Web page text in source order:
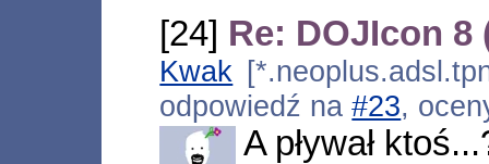
[24] Re: DOJIcon 8
Kwak
odpowiedź na#23,
A pływał